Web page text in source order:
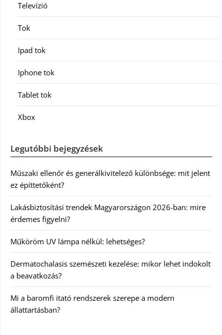
Televízió
Tok
Ipad tok
Iphone tok
Tablet tok
Xbox
Legutóbbi bejegyzések
Műszaki ellenőr és generálkivitelező különbsége: mit jelent
ez építtetőként?
Lakásbiztosítási trendek Magyarországon 2026-ban: mire
érdemes figyelni?
Műköröm UV lámpa nélkül: lehetséges?
Dermatochalasis szemészeti kezelése: mikor lehet indokolt
a beavatkozás?
Mi a baromfi itató rendszerek szerepe a modern
állattartásban?